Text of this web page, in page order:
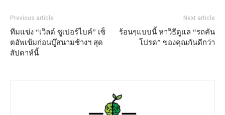
Previous article
ทีมแข่ง “เวิลด์ ซูเปอร์ไบค์” เซ็
ตอัพเข้มก่อนบู๊สนามช้างฯ สุด
สัปดาห์นี้
Next article
ร้อนๆแบบนี้ หาวิธีดูแล “รถคัน
โปรด” ของคุณกันดีกว่า